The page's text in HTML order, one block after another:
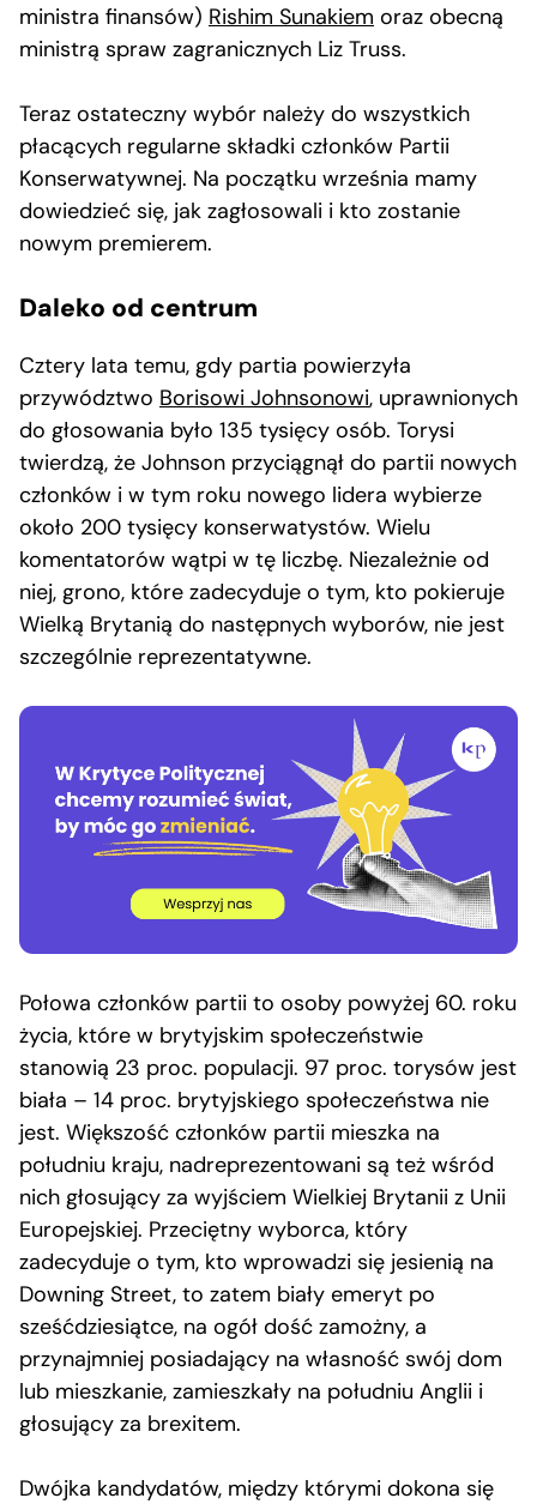
ministra finansów) Rishim Sunakiem oraz obecną
ministrą spraw zagranicznych Liz Truss.
Teraz ostateczny wybór należy do wszystkich
płacących regularne składki członków Partii
Konserwatywnej. Na początku września mamy
dowiedzieć się, jak zagłosowali i kto zostanie
nowym premierem.
Daleko od centrum
Cztery lata temu, gdy partia powierzyła
przywództwo Borisowi Johnsonowi, uprawnionych
do głosowania było 135 tysięcy osób. Torysi
twierdzą, że Johnson przyciągnął do partii nowych
członków i w tym roku nowego lidera wybierze
około 200 tysięcy konserwatystów. Wielu
komentatorów wątpi w tę liczbę. Niezależnie od
niej, grono, które zadecyduje o tym, kto pokieruje
Wielką Brytanią do następnych wyborów, nie jest
szczególnie reprezentatywne.
Połowa członków partii to osoby powyżej 60. roku
życia, które w brytyjskim społeczeństwie
stanowią 23 proc. populacji. 97 proc. torysów jest
biała – 14 proc. brytyjskiego społeczeństwa nie
jest. Większość członków partii mieszka na
południu kraju, nadreprezentowani są też wśród
nich głosujący za wyjściem Wielkiej Brytanii z Unii
Europejskiej. Przeciętny wyborca, który
zadecyduje o tym, kto wprowadzi się jesienią na
Downing Street, to zatem biały emeryt po
sześćdziesiątce, na ogół dość zamożny, a
przynajmniej posiadający na własność swój dom
lub mieszkanie, zamieszkały na południu Anglii i
głosujący za brexitem.
Dwójka kandydatów, między którymi dokona się